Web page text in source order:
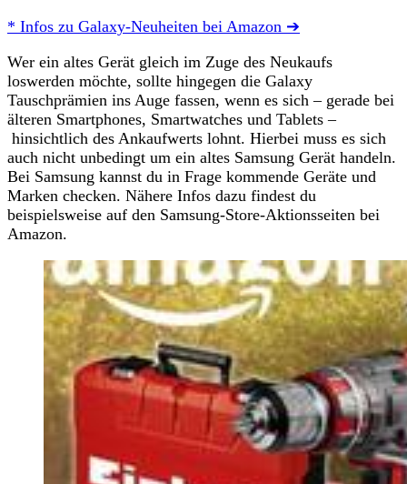
* Infos zu Galaxy-Neuheiten bei Amazon ➔
Wer ein altes Gerät gleich im Zuge des Neukaufs
loswerden möchte, sollte hingegen die Galaxy
Tauschprämien ins Auge fassen, wenn es sich – gerade bei
älteren Smartphones, Smartwatches und Tablets –
hinsichtlich des Ankaufwerts lohnt. Hierbei muss es sich
auch nicht unbedingt um ein altes Samsung Gerät handeln.
Bei Samsung kannst du in Frage kommende Geräte und
Marken checken. Nähere Infos dazu findest du
beispielsweise auf den Samsung-Store-Aktionsseiten bei
Amazon.